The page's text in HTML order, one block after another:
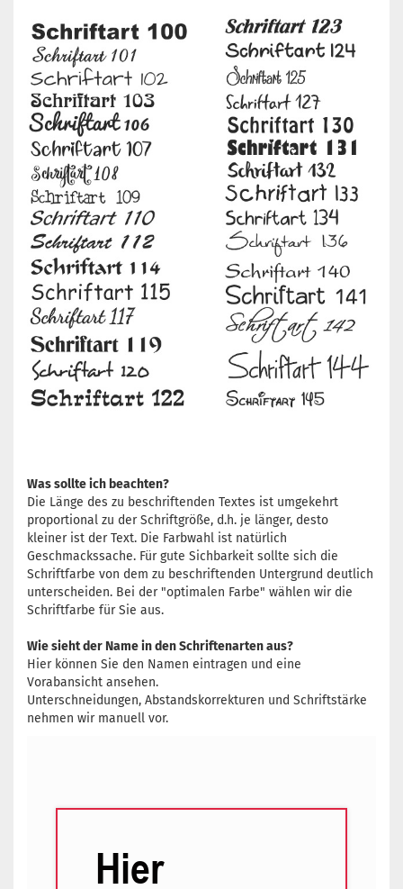
Was sollte ich beachten?
Die Länge des zu beschriftenden Textes ist umgekehrt
proportional zu der Schriftgröße, d.h. je länger, desto
kleiner ist der Text. Die Farbwahl ist natürlich
Geschmackssache. Für gute Sichbarkeit sollte sich die
Schriftfarbe von dem zu beschriftenden Untergrund deutlich
unterscheiden. Bei der "optimalen Farbe" wählen wir die
Schriftfarbe für Sie aus.
Wie sieht der Name in den Schriftenarten aus?
Hier können Sie den Namen eintragen und eine
Vorabansicht ansehen.
Unterschneidungen, Abstandskorrekturen und Schriftstärke
nehmen wir manuell vor.